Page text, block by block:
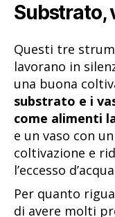
Substrato,
Questi tre
lavorano in
una buona
substrato e i
come alimenti
e un vaso con
coltivazione e
l’eccesso
Per quanto
di avere molti